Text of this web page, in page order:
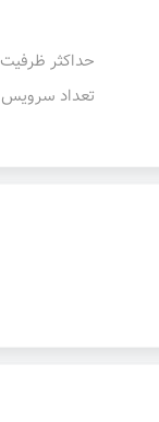
حداکثر
تعداد